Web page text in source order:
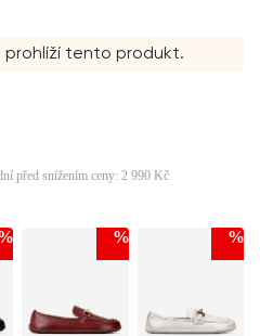
prohlíží tento produkt.
% %
před snížením ceny: 2 990 Kč